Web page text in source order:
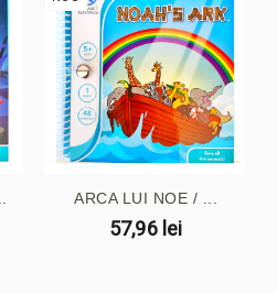
ARCA LUI NOE / ...
57,96 lei